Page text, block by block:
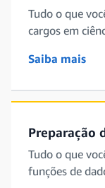
Tudo o que
cargos em
Saiba mais
Preparação
Tudo o que
funções de